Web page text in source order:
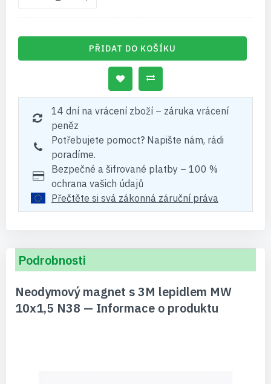
PŘIDAT DO KOŠÍKU
14 dní na vrácení zboží – záruka vrácení
peněz
Potřebujete pomoct? Napište nám, rádi
poradíme.
Bezpečné a šifrované platby – 100 %
ochrana vašich údajů
Přečtěte si svá zákonná záruční práva
Podrobnosti
Neodymový magnet s 3M lepidlem MW
10x1,5 N38 — Informace o produktu